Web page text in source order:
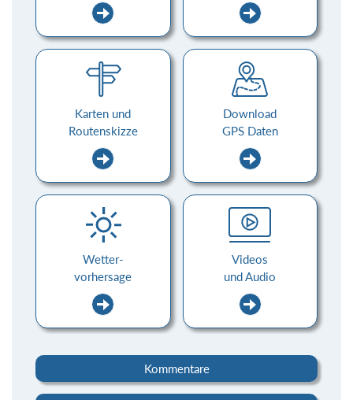
Karten und
Routenskizze
Download
GPS Daten
Wetter-
vorhersage
Videos
und Audio
Kommentare